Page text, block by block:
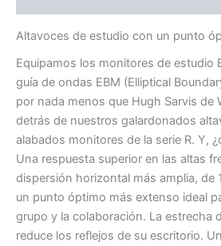
Altavoces de estudio con un punto
Equipamos los monitores de estudio
guía de ondas EBM (Elliptical
por nada menos que Hugh Sarvis de
detrás de nuestros galardonados
alabados monitores de la serie R. Y,
Una respuesta superior en las altas
dispersión horizontal más amplia, de
un punto óptimo más extenso ideal
grupo y la colaboración. La estrecha
reduce los reflejos de su escritorio.